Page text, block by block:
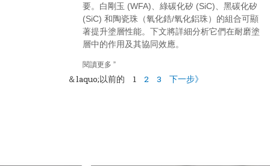
要。白剛玉 (WFA)、綠碳化矽 (SiC)、黑碳化矽
(SiC) 和陶瓷珠（氧化鋯/氧化鋁珠）的組合可顯
著提升塗層性能。下文將詳細分析它們在耐磨塗
層中的作用及其協同效應。
閱讀更多 ”
＆laquo;以前的 1 2 3 下一步》